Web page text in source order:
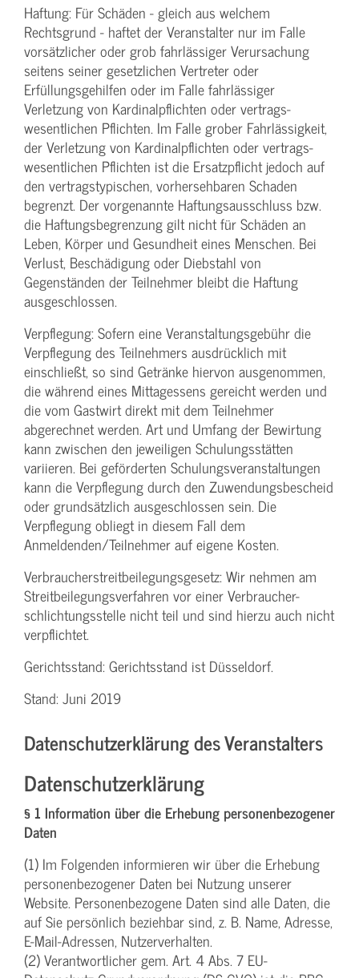
Haftung: Für Schäden - gleich aus welchem
Rechtsgrund - haftet der Veranstalter nur im Falle
vorsätzlicher oder grob fahrlässiger Verursachung
seitens seiner gesetzlichen Vertreter oder
Erfüllungsgehilfen oder im Falle fahrlässiger
Verletzung von Kardinalpflichten oder vertrags­
wesentlichen Pflichten. Im Falle grober Fahrlässigkeit,
der Verletzung von Kardinalpflichten oder vertrags­
wesentlichen Pflichten ist die Ersatzpflicht jedoch auf
den vertragstypischen, vorhersehbaren Schaden
begrenzt. Der vorgenannte Haftungs­ausschluss bzw.
die Haftungs­begrenzung gilt nicht für Schäden an
Leben, Körper und Gesundheit eines Menschen. Bei
Verlust, Beschädigung oder Diebstahl von
Gegenständen der Teilnehmer bleibt die Haftung
ausgeschlossen.
Verpflegung: Sofern eine Veranstaltungs­gebühr die
Verpflegung des Teilnehmers ausdrücklich mit
einschließt, so sind Getränke hiervon ausgenommen,
die während eines Mittagessens gereicht werden und
die vom Gastwirt direkt mit dem Teilnehmer
abgerechnet werden. Art und Umfang der Bewirtung
kann zwischen den jeweiligen Schulungsstätten
variieren. Bei geförderten Schulungs­veranstaltungen
kann die Verpflegung durch den Zuwendungs­bescheid
oder grundsätzlich ausgeschlossen sein. Die
Verpflegung obliegt in diesem Fall dem
Anmeldenden/­Teilnehmer auf eigene Kosten.
Verbraucher­streitbeilegungs­gesetz: Wir nehmen am
Streit­beilegungs­verfahren vor einer Verbraucher­
schlichtungs­stelle nicht teil und sind hierzu auch nicht
verpflichtet.
Gerichtsstand: Gerichtsstand ist Düsseldorf.
Stand: Juni 2019
Datenschutzerklärung des Veranstalters
Datenschutzerklärung
§ 1 Information über die Erhebung personenbezogener
Daten
(1) Im Folgenden informieren wir über die Erhebung
personenbezogener Daten bei Nutzung unserer
Website. Personenbezogene Daten sind alle Daten, die
auf Sie persönlich beziehbar sind, z. B. Name, Adresse,
E-Mail-Adressen, Nutzerverhalten.
(2) Verantwortlicher gem. Art. 4 Abs. 7 EU-